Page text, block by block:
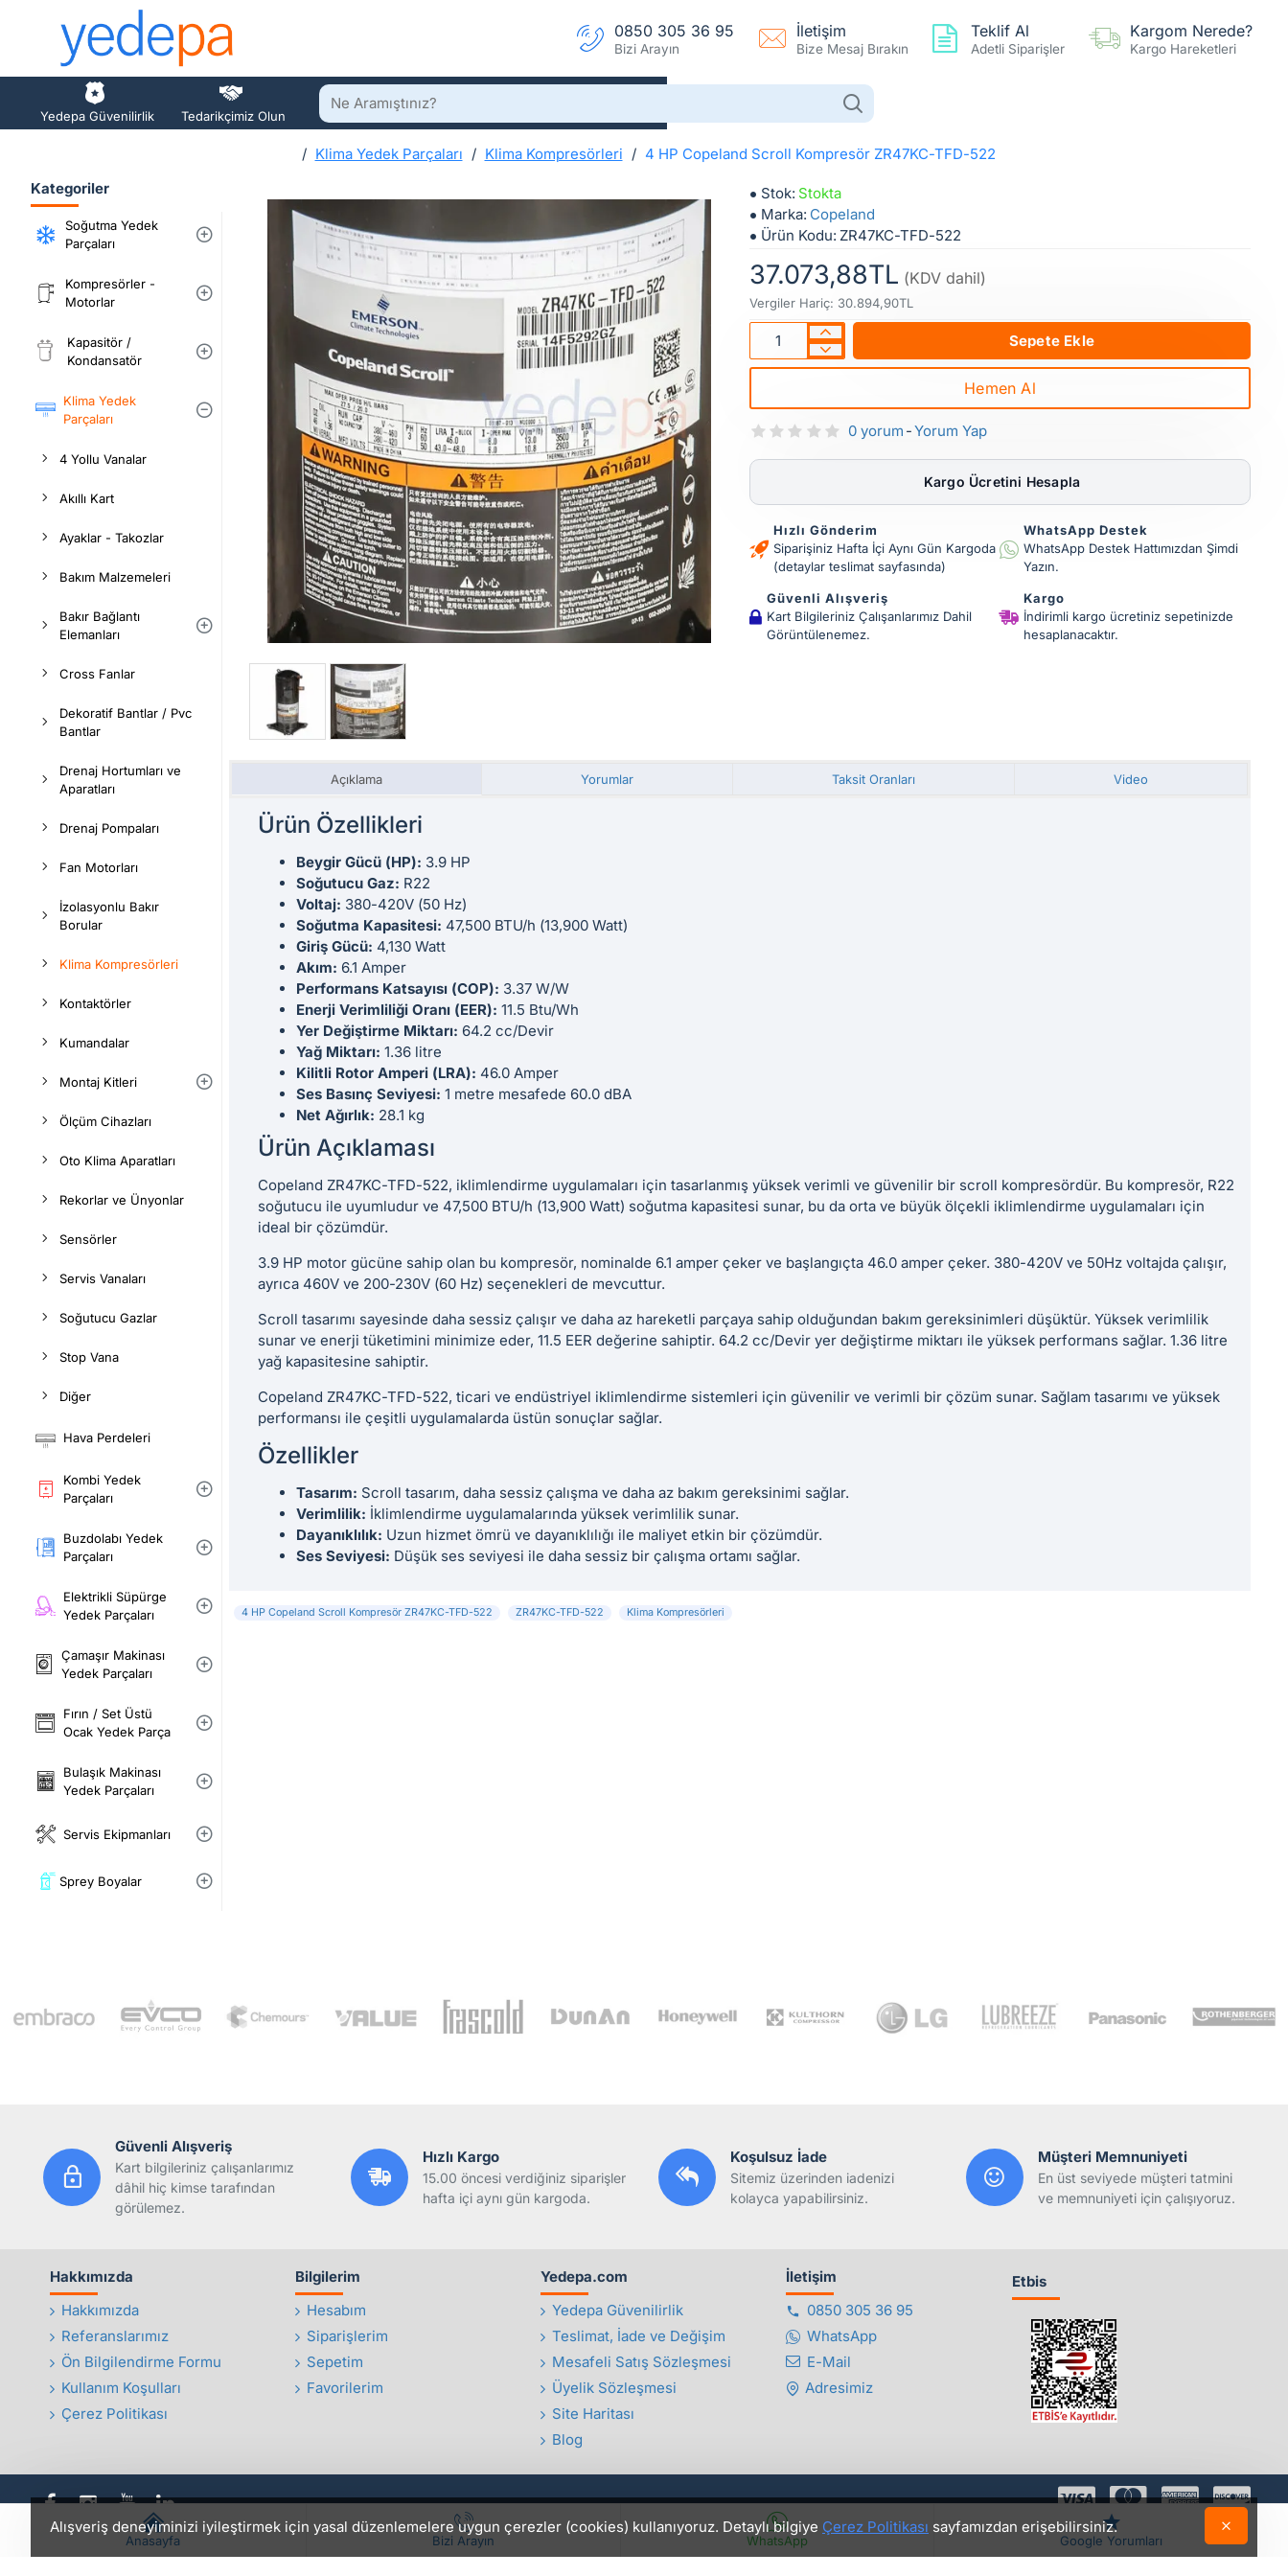
Anasayfa Bizi Arayın WhatsApp Google Yorumları
Alışveriş deneyiminizi iyileştirmek için yasal düzenlemelere uygun çerezler (cookies) kullanıyoruz. Detaylı bilgiye Çerez Politikası sayfamızdan erişebilirsiniz.
0850 305 36 95
Bizi Arayın
İletişim
Bize Mesaj Bırakın
Teklif Al
Adetli Siparişler
Kargom Nerede?
Kargo Hareketleri
Yedepa Güvenilirlik Tedarikçimiz Olun
Ne
Aramıştınız?
m
e
Klima Yedek Parçaları Klima Kompresörleri
4 HP Copeland Scroll Kompresör ZR47KC-TFD-522
Kategoriler
Soğutma Yedek
Parçaları
Kompresörler -
Motorlar
Kapasitör /
Kondansatör
Klima Yedek
Parçaları
4 Yollu Vanalar
Akıllı Kart
Ayaklar - Takozlar
Bakım Malzemeleri
Bakır Bağlantı
Elemanları
Cross Fanlar
Dekoratif Bantlar / Pvc
Bantlar
Drenaj Hortumları ve
Aparatları
Drenaj Pompaları
Fan Motorları
İzolasyonlu Bakır
Borular
Klima Kompresörleri
Kontaktörler
Kumandalar
Montaj Kitleri
Ölçüm Cihazları
Oto Klima Aparatları
Rekorlar ve Ünyonlar
Sensörler
Servis Vanaları
Soğutucu Gazlar
Stop Vana
Diğer
Hava Perdeleri
Kombi Yedek
Parçaları
Buzdolabı Yedek
Parçaları
Elektrikli Süpürge
Yedek Parçaları
Çamaşır Makinası
Yedek Parçaları
Fırın / Set Üstü
Ocak Yedek Parça
Bulaşık Makinası
Yedek Parçaları
Servis Ekipmanları
Sprey Boyalar
Stok: Stokta
Marka: Copeland
Ürün Kodu: ZR47KC-TFD-522
0 yorum -Yorum Yap
37.073,88TL (KDV dahil)
Vergiler Hariç: 30.894,90TL
Sepete Ekle
Hemen Al
Kargo Ücretini Hesapla
Hızlı Gönderim
Siparişiniz Hafta İçi Aynı Gün Kargoda
(detaylar teslimat sayfasında)
WhatsApp Destek
WhatsApp Destek Hattımızdan Şimdi
Yazın.
Güvenli Alışveriş
Kart Bilgileriniz Çalışanlarımız Dahil
Görüntülenemez.
Kargo
İndirimli kargo ücretiniz sepetinizde
hesaplanacaktır.
Açıklama Yorumlar Taksit Oranları Video
Ürün Özellikleri
Beygir Gücü (HP): 3.9 HP
Soğutucu Gaz: R22
Voltaj: 380-420V (50 Hz)
Soğutma Kapasitesi: 47,500 BTU/h (13,900 Watt)
Giriş Gücü: 4,130 Watt
Akım: 6.1 Amper
Performans Katsayısı (COP): 3.37 W/W
Enerji Verimliliği Oranı (EER): 11.5 Btu/Wh
Yer Değiştirme Miktarı: 64.2 cc/Devir
Yağ Miktarı: 1.36 litre
Kilitli Rotor Amperi (LRA): 46.0 Amper
Ses Basınç Seviyesi: 1 metre mesafede 60.0 dBA
Net Ağırlık: 28.1 kg
Ürün Açıklaması
Copeland ZR47KC-TFD-522, iklimlendirme uygulamaları için tasarlanmış yüksek verimli ve güvenilir bir scroll kompresördür. Bu kompresör, R22
soğutucu ile uyumludur ve 47,500 BTU/h (13,900 Watt) soğutma kapasitesi sunar, bu da orta ve büyük ölçekli iklimlendirme uygulamaları için
ideal bir çözümdür.
3.9 HP motor gücüne sahip olan bu kompresör, nominalde 6.1 amper çeker ve başlangıçta 46.0 amper çeker. 380-420V ve 50Hz voltajda çalışır,
ayrıca 460V ve 200-230V (60 Hz) seçenekleri de mevcuttur.
Scroll tasarımı sayesinde daha sessiz çalışır ve daha az hareketli parçaya sahip olduğundan bakım gereksinimleri düşüktür. Yüksek verimlilik
sunar ve enerji tüketimini minimize eder, 11.5 EER değerine sahiptir. 64.2 cc/Devir yer değiştirme miktarı ile yüksek performans sağlar. 1.36 litre
yağ kapasitesine sahiptir.
Copeland ZR47KC-TFD-522, ticari ve endüstriyel iklimlendirme sistemleri için güvenilir ve verimli bir çözüm sunar. Sağlam tasarımı ve yüksek
performansı ile çeşitli uygulamalarda üstün sonuçlar sağlar.
Özellikler
Tasarım: Scroll tasarım, daha sessiz çalışma ve daha az bakım gereksinimi sağlar.
Verimlilik: İklimlendirme uygulamalarında yüksek verimlilik sunar.
Dayanıklılık: Uzun hizmet ömrü ve dayanıklılığı ile maliyet etkin bir çözümdür.
Ses Seviyesi: Düşük ses seviyesi ile daha sessiz bir çalışma ortamı sağlar.
4 HP Copeland Scroll Kompresör ZR47KC-TFD-522 ZR47KC-TFD-522 Klima Kompresörleri
Güvenli Alışveriş
Kart bilgileriniz çalışanlarımız
dâhil hiç kimse tarafından
görülemez.
Hızlı Kargo
15.00 öncesi verdiğiniz siparişler
hafta içi aynı gün kargoda.
Koşulsuz İade
Sitemiz üzerinden iadenizi
kolayca yapabilirsiniz.
Müşteri Memnuniyeti
En üst seviyede müşteri tatmini
ve memnuniyeti için çalışıyoruz.
Hakkımızda
Hakkımızda
Referanslarımız
Ön Bilgilendirme Formu
Kullanım Koşulları
Çerez Politikası
Bilgilerim
Hesabım
Siparişlerim
Sepetim
Favorilerim
Yedepa.com
Yedepa Güvenilirlik
Teslimat, İade ve Değişim
Mesafeli Satış Sözleşmesi
Üyelik Sözleşmesi
Site Haritası
Blog
İletişim
0850 305 36 95
WhatsApp
E-Mail
Adresimiz
Etbis
©2018 - 2026 Yedepa.com Tüm Hakları Saklıdır.